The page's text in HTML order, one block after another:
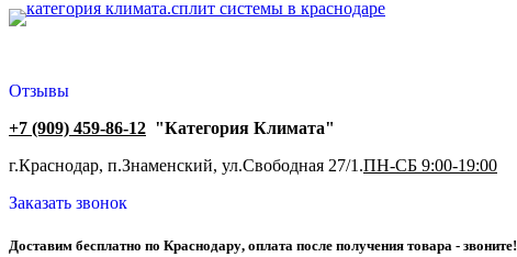
Отзывы
+7 (909) 459-86-12 "Категория Климата"
г.Краснодар, п.Знаменский, ул.Свободная 27/1.ПН-СБ 9:00-19:00
Заказать звонок
Доставим бесплатно по Краснодару, оплата после получения товара - звоните!